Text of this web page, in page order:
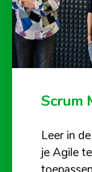
Scrum
Leer in
je Agile